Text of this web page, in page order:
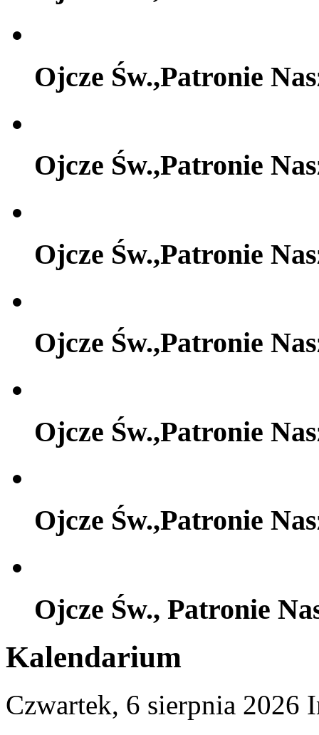
Ojcze Św.,Patronie
Ojcze Św.,Patronie
Ojcze Św.,Patronie
Ojcze Św.,Patronie
Ojcze Św.,Patronie
Ojcze Św.,Patronie
Ojcze Św., Patronie
Kalendarium
Czwartek, 6 sierpnia 2026